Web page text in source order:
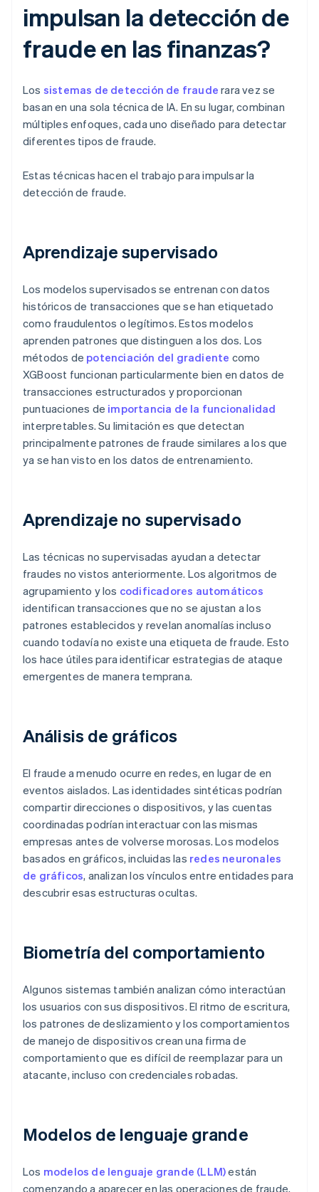
impulsan la detección de
fraude en las finanzas?
Los sistemas de detección de fraude rara vez se
basan en una sola técnica de IA. En su lugar, combinan
múltiples enfoques, cada uno diseñado para detectar
diferentes tipos de fraude.
Estas técnicas hacen el trabajo para impulsar la
detección de fraude.
Aprendizaje supervisado
Los modelos supervisados se entrenan con datos
históricos de transacciones que se han etiquetado
como fraudulentos o legítimos. Estos modelos
aprenden patrones que distinguen a los dos. Los
métodos de potenciación del gradiente como
XGBoost funcionan particularmente bien en datos de
transacciones estructurados y proporcionan
puntuaciones de importancia de la funcionalidad
interpretables. Su limitación es que detectan
principalmente patrones de fraude similares a los que
ya se han visto en los datos de entrenamiento.
Aprendizaje no supervisado
Las técnicas no supervisadas ayudan a detectar
fraudes no vistos anteriormente. Los algoritmos de
agrupamiento y los codificadores automáticos
identifican transacciones que no se ajustan a los
patrones establecidos y revelan anomalías incluso
cuando todavía no existe una etiqueta de fraude. Esto
los hace útiles para identificar estrategias de ataque
emergentes de manera temprana.
Análisis de gráficos
El fraude a menudo ocurre en redes, en lugar de en
eventos aislados. Las identidades sintéticas podrían
compartir direcciones o dispositivos, y las cuentas
coordinadas podrían interactuar con las mismas
empresas antes de volverse morosas. Los modelos
basados en gráficos, incluidas las redes neuronales
de gráficos, analizan los vínculos entre entidades para
descubrir esas estructuras ocultas.
Biometría del comportamiento
Algunos sistemas también analizan cómo interactúan
los usuarios con sus dispositivos. El ritmo de escritura,
los patrones de deslizamiento y los comportamientos
de manejo de dispositivos crean una firma de
comportamiento que es difícil de reemplazar para un
atacante, incluso con credenciales robadas.
Modelos de lenguaje grande
Los modelos de lenguaje grande (LLM)están
comenzando a aparecer en las operaciones de fraude,